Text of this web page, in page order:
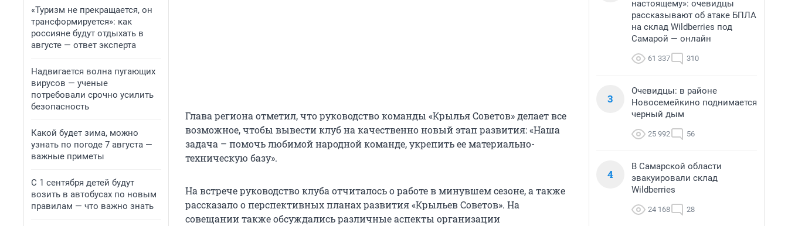
«Туризм не прекращается, он
трансформируется»: как
россияне будут отдыхать в
августе — ответ эксперта
Надвигается волна пугающих
вирусов — ученые
потребовали срочно усилить
безопасность
Какой будет зима, можно
узнать по погоде 7 августа —
важные приметы
С 1 сентября детей будут
возить в автобусах по новым
правилам — что важно знать
Глава региона отметил, что руководство команды «Крылья Советов» делает все
возможное, чтобы вывести клуб на качественно новый этап развития: «Наша
задача – помочь любимой народной команде, укрепить ее материально-
техническую базу».
На встрече руководство клуба отчиталось о работе в минувшем сезоне, а также
рассказало о перспективных планах развития «Крыльев Советов». На
совещании также обсуждались различные аспекты организации
настоящему»: очевидцы
рассказывают об атаке БПЛА
на склад Wildberries под
Самарой — онлайн
61 337 310
3
Очевидцы: в районе
Новосемейкино поднимается
черный дым
25 992 56
4
В Самарской области
эвакуировали склад
Wildberries
24 168 28